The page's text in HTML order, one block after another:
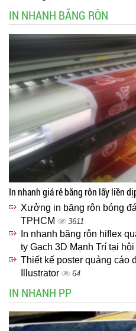
IN NHANH BĂNG RÔN
In nhanh giá rẻ băng rôn lấy liền
Xưởng in băng rôn bóng
TPHCM
3611
In nhanh băng rôn hiflex
ty Gạch 3D Mạnh Trí tại
Thiết kế poster quảng cáo
Illustrator
64
IN NHANH PP